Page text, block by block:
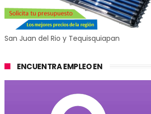
San Juan del Rio y Tequisquiapan
ENCUENTRA EMPLEO EN